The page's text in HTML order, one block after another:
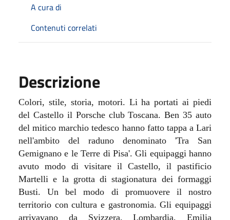
A cura di
Contenuti correlati
Descrizione
Colori, stile, storia, motori. Li ha portati ai piedi
del Castello il Porsche club Toscana. Ben 35 auto
del mitico marchio tedesco hanno fatto tappa a Lari
nell'ambito del raduno denominato 'Tra San
Gemignano e le Terre di Pisa'. Gli equipaggi hanno
avuto modo di visitare il Castello, il pastificio
Martelli e la grotta di stagionatura dei formaggi
Busti. Un bel modo di promuovere il nostro
territorio con cultura e gastronomia. Gli equipaggi
arrivavano da Svizzera, Lombardia, Emilia